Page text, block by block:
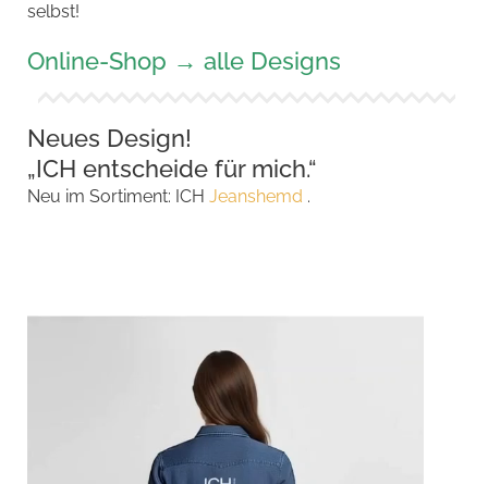
selbst!
Online-Shop → alle Designs
Neues Design!
„ICH entscheide für mich.“
Neu im Sortiment: ICH Jeanshemd .